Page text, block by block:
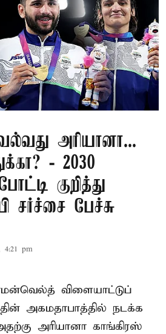
அரியானா...
- 2030
குறித்து
சர்ச்சை பேச்சு
4:21 pm
விளையாட்டுப்
அகமதாபாத்தில் நடக்க
அரியானா காங்கிரஸ்